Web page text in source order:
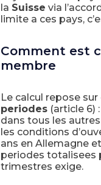
la Suisse via
limite a ces pays,
Comment est
membre
Le calcul repose sur
periodes(article 6)
dans tous les
les conditions
ans en Allemagne
periodes totalisees
trimestres exige.